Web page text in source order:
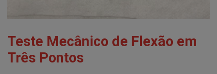
Teste Mecânico de Flexão em
Três Pontos